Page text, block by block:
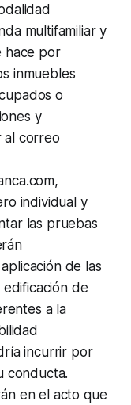
multifamiliar y
hace por
inmuebles
o
y
al correo
individual y
las pruebas
de las
de
a la
incurrir por
conducta.
en el acto que